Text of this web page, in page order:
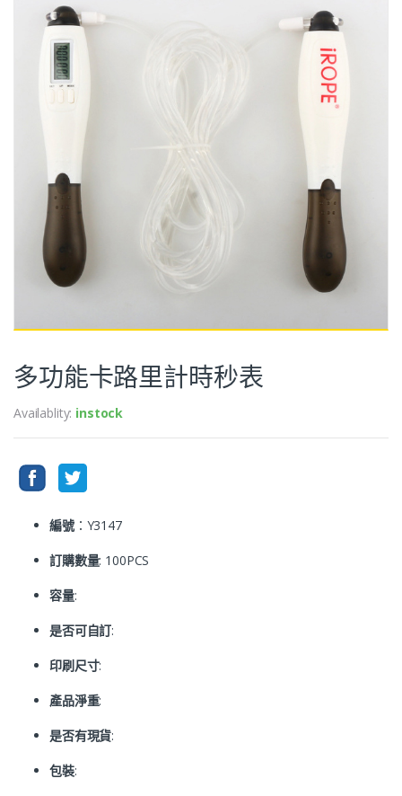
多功能卡路里計時秒表
Availablity: instock
編號：Y3147
訂購數量: 100PCS
容量:
是否可自訂:
印刷尺寸:
產品淨重:
是否有現貨:
包裝: